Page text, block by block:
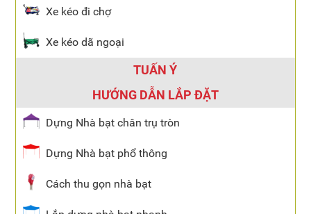
Xe kéo đi chợ
Xe kéo dã ngoại
TUẤN Ý
HƯỚNG DẪN LẮP ĐẶT
Dựng Nhà bạt chân trụ tròn
Dựng Nhà bạt phổ thông
Cách thu gọn nhà bạt